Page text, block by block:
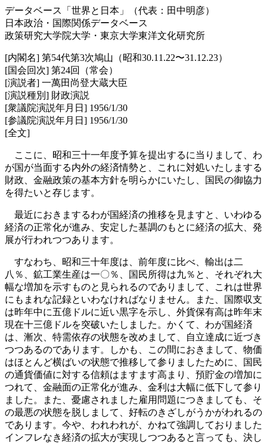
データベース「世界と日本」（代表：田中明彦）
日本政治・国際関係データベース
政策研究大学院大学・東京大学東洋文化研究所
[内閣名] 第54代第3次鳩山（昭和30.11.22〜31.12.23）
[国会回次] 第24回（常会）
[演説者] 一萬田尚登大蔵大臣
[演説種別] 財政演説
[衆議院演説年月日] 1956/1/30
[参議院演説年月日] 1956/1/30
[全文]
ここに、昭和三十一年度予算を提出するに当りまして、わ
が国が当面する内外の経済情勢と、これに対処いたしまする
財政、金融政策の基本方針を明らかにいたし、国民の御協力
を得たいと存じます。
最近におきまするわが国経済の推移を見ますと、いわゆる
経済の正常化が進み、安定した基調のもとに経済の拡大、発
展が行われつつあります。
すなわち、昭和三十年度は、前年度に比べ、輸出は二
八％、鉱工業生産は一〇％、国民所得は九％と、それぞれ大
幅な増加を示すものと見られるのでありまして、これは世界
にもまれな記録といわなければなりません。また、国際収支
は昨年中に五億ドルに近い黒字を示し、外貨保有高は昨年末
現在十三億ドルを突破いたしました。かくて、わが国経済
は、漸次、特需依存の状態を改めまして、自立達成に近づき
つつあるのであります。しかも、この間におきまして、物価
はほとんど横ばいの状態で推移して参りましたために、国民
の通貨価値に対する信頼はますます高まり、預貯金の増加に
つれて、金融面の正常化が進み、金利は大幅に低下して参り
ました。また、憂慮されました雇用問題につきましても、そ
の最悪の状態を脱しまして、好転のきざしがうかがわれるの
であります。今や、われわれが、かねて強調しておりました
インフレなき経済の拡大が実現しつつあると言っても、決し